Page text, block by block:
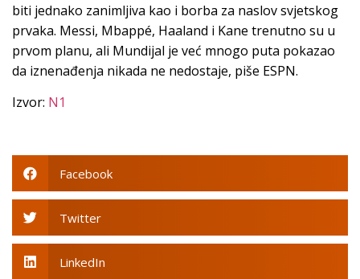
biti jednako zanimljiva kao i borba za naslov svjetskog
prvaka. Messi, Mbappé, Haaland i Kane trenutno su u
prvom planu, ali Mundijal je već mnogo puta pokazao
da iznenađenja nikada ne nedostaje, piše ESPN.
Izvor: N1
Facebook
Twitter
LinkedIn